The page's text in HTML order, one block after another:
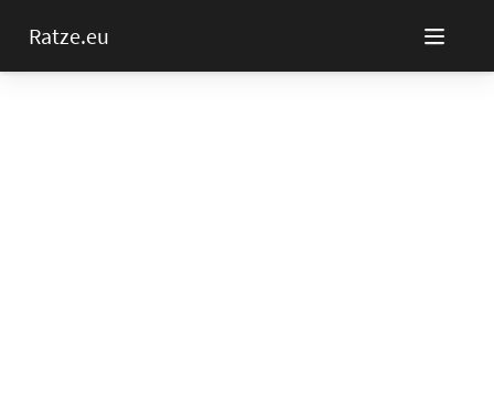
Ratze.eu